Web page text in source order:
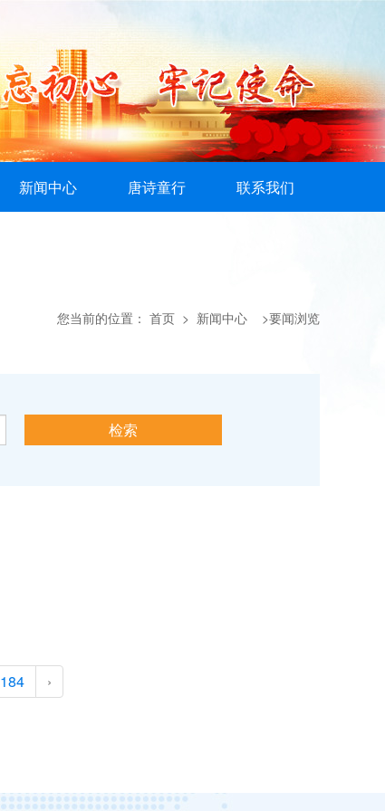
新闻中心 唐诗童行 联系我们
您当前的位置： 首页 > 新闻中心 >要闻浏览
184 ›